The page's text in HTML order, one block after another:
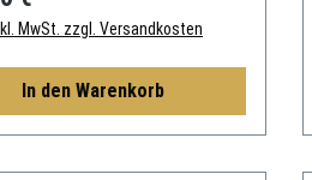
MwSt. zzgl. Versandkosten
In den Warenkorb